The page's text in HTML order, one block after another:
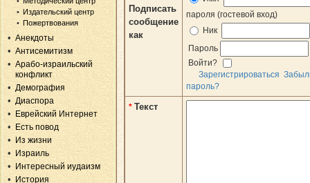
Издательский центр
Пожертвования
Анекдоты
Антисемитизм
Арабо-израильский
конфликт
Демография
Диаспора
Еврейский Интернет
Есть повод
Из жизни
Израиль
Интересный иудаизм
История
Подписать
сообщение
как
пароля (гостевой вход)
Ник
Пароль
Войти?
Зарегистрироваться
пароль?
* Текст